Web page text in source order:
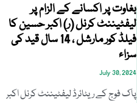
بغاوت پر اکسانے کے الزام پر
لیفٹیننٹ کرنل (ر) اکبر حسین کا
فیلڈ کور مارشل ، 14 سال قید کی
سزاء
July 30, 2024
پاک فوج کے ریٹائرڈ لیفٹیننٹ کرنل اکبر